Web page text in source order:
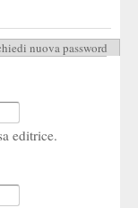
nuova password
editrice.